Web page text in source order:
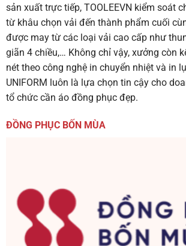
sản xuất trực tiếp, TOOLEEVN kiểm soát
từ khâu chọn vải đến thành phẩm cuối
được may từ các loại vải cao cấp như
giãn 4 chiều,… Không chỉ vậy, xưởng còn
nét theo công nghệ in chuyển nhiệt và in
UNIFORM luôn là lựa chọn tin cậy cho
tổ chức cần áo đồng phục đẹp.
ĐỒNG PHỤC BỐN MÙA